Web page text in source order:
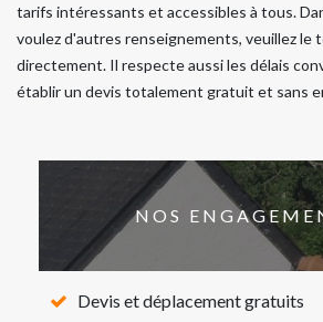
tarifs intéressants et accessibles à tous.
voulez d'autres renseignements, veuillez le
directement. Il respecte aussi les délais
établir un devis totalement gratuit et sans
NOS
Devis et déplacement gratuits